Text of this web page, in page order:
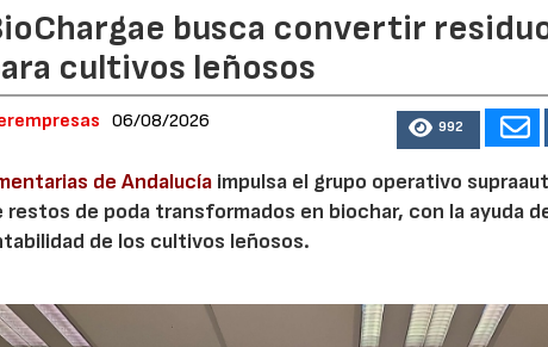
busca convertir
cultivos leñosos
06/08/2026 992
de Andalucía impulsa el grupo operativo
de poda transformados en biochar, con la ayuda
de los cultivos leñosos.